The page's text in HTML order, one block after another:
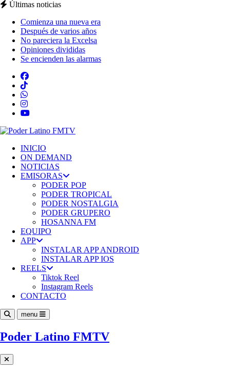
Últimas noticias
Comienza una nueva era
Después de varios años
No pareciera la Excelsa
Opiniones divididas
Se encienden las alarmas
INICIO
ON DEMAND
NOTICIAS
EMISORAS
PODER POP
PODER TROPICAL
PODER NOSTALGIA
PODER GRUPERO
HOSANNA FM
EQUIPO
APP
INSTALAR APP ANDROID
INSTALAR APP IOS
REELS
Tiktok Reel
Instagram Reels
CONTACTO
menu
Poder Latino FMTV